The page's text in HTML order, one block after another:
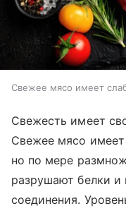
Свежее мясо имеет
Свежесть имеет
Свежее мясо
но по мере
разрушают белки
соединения.